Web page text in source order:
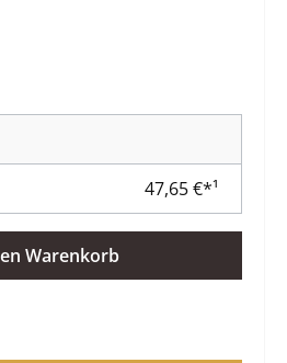
47,65 €*¹
ein oder benutze die
Warenkorb